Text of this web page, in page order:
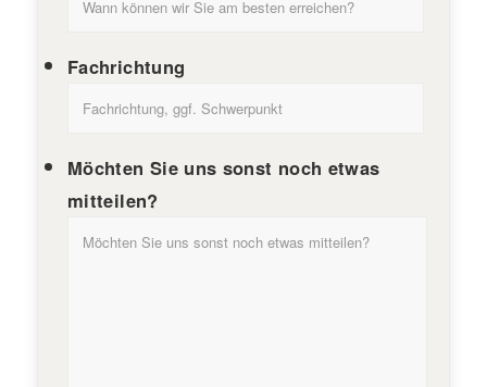
Fachrichtung
Möchten Sie uns sonst noch etwas
mitteilen?